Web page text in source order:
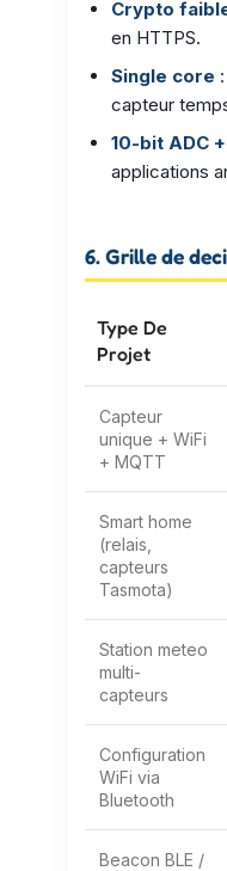
Crypto
en HTTPS.
Single core
capteur
10-bit ADC
applications
6. Grille de
Type De
Projet
Capteur
unique + WiFi
+ MQTT
Smart home
(relais,
capteurs
Tasmota)
Station meteo
multi-
capteurs
Configuration
WiFi via
Bluetooth
Beacon BLE /